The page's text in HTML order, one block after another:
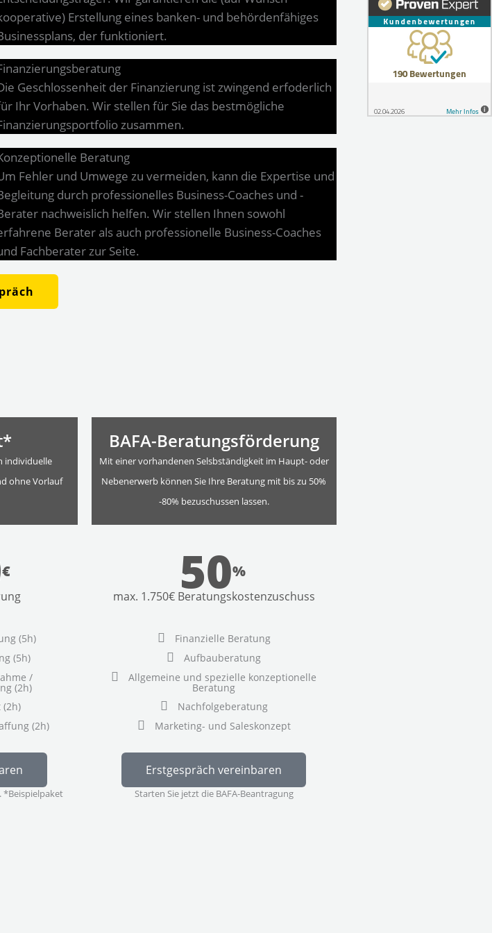
Erstellung eines banken- und behördenfähiges
der funktioniert.
Geschlossenheit der Finanzierung ist zwingend erfoderlich
Ihr Vorhaben. Wir stellen für Sie das bestmögliche
zusammen.
Beratung
Fehler und Umwege zu vermeiden, kann die Expertise und
durch professionelles Business-Coaches und -
nachweislich helfen. Wir stellen Ihnen sowohl
Berater als auch professionelle Business-Coaches
Fachberater zur Seite.
individuelle
ohne Vorlauf
€
(5h)
(5h)
/
(2h)
(2h)
*Beispielpaket
BAFA-Beratungsförderung
Mit einer vorhandenen Selsbständigkeit im Haupt- oder
Nebenerwerb können Sie Ihre Beratung mit bis zu 50%
-80% bezuschussen lassen.
50%
max. 1.750€ Beratungskostenzuschuss
Finanzielle Beratung
Aufbauberatung
Allgemeine und spezielle konzeptionelle
Beratung
Nachfolgeberatung
Marketing- und Saleskonzept
Erstgespräch vereinbaren
Starten Sie jetzt die BAFA-Beantragung